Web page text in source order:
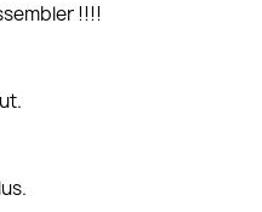
!!!!